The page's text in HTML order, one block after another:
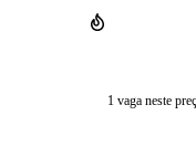
1 vaga neste